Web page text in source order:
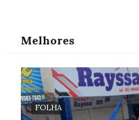
Melhores
FOLHA